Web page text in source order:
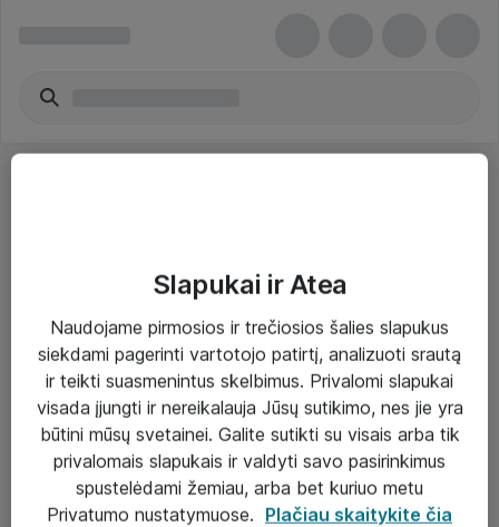
Paslaugos
Sprendimai
Įgyvendinti projektai
Atea ekspertų patarimai verslui
Slapukai ir Atea
Naudojame pirmosios ir trečiosios šalies slapukus
siekdami pagerinti vartotojo patirtį, analizuoti srautą
ir teikti suasmenintus skelbimus. Privalomi slapukai
visada įjungti ir nereikalauja Jūsų sutikimo, nes jie yra
būtini mūsų svetainei. Galite sutikti su visais arba tik
privalomais slapukais ir valdyti savo pasirinkimus
spustelėdami žemiau, arba bet kuriuo metu
Privatumo nustatymuose. Plačiau skaitykite čia